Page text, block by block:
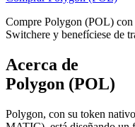
Compre Polygon (POL)
Switchere y benefíciese de
Acerca de
Polygon (POL)
Polygon, con su token